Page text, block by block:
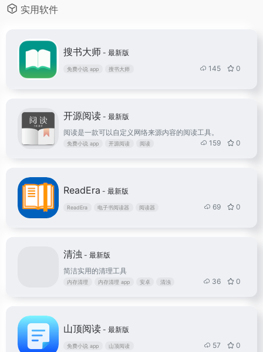
实用软件
搜书大师 - 最新版
免费小说 app 搜书大师 145 0
开源阅读 - 最新版
阅读是一款可以自定义网络来源内容的阅读工具。
免费小说 app 开源阅读 阅读 159 0
ReadEra - 最新版
ReadEra 电子书阅读器 阅读器 69 0
清浊 - 最新版
简洁实用的清理工具
内存清理 内存清理 app 安卓 清浊 36 0
山顶阅读 - 最新版
免费小说 app 山顶阅读 57 0